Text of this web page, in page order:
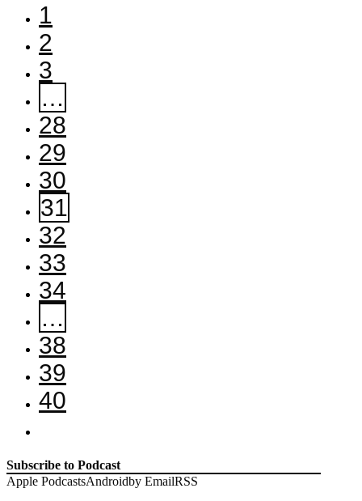
1
2
3
…
28
29
30
31
32
33
34
…
38
39
40
Subscribe to Podcast
Apple PodcastsAndroidby EmailRSS